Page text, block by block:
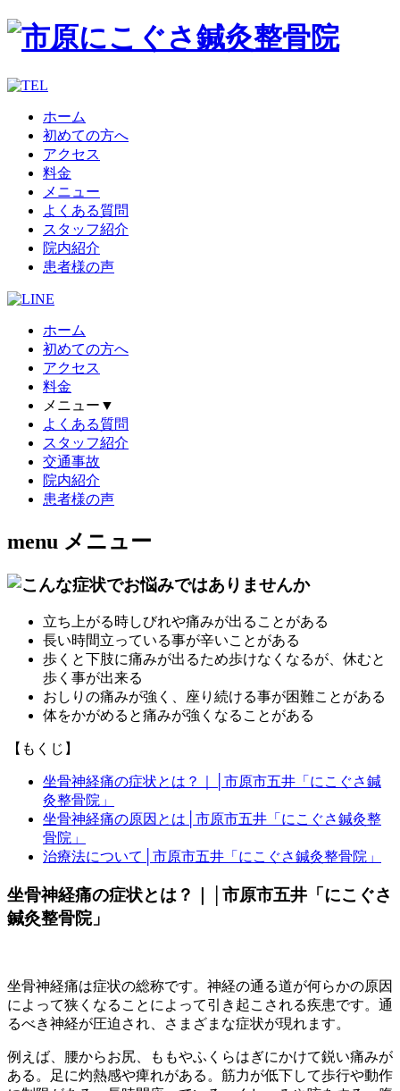
ホーム
初めての方へ
アクセス
料金
メニュー
よくある質問
スタッフ紹介
院内紹介
患者様の声
ホーム
初めての方へ
アクセス
料金
メニュー ▼
よくある質問
スタッフ紹介
交通事故
院内紹介
患者様の声
menu メニュー
立ち上がる時しびれや痛みが出ることがある
長い時間立っている事が辛いことがある
歩くと下肢に痛みが出るため歩けなくなるが、休むと
歩く事が出来る
おしりの痛みが強く、座り続ける事が困難ことがある
体をかがめると痛みが強くなることがある
【もくじ】
坐骨神経痛の症状とは？｜│市原市五井「にこぐさ鍼
灸整骨院」
坐骨神経痛の原因とは│市原市五井「にこぐさ鍼灸整
骨院」
治療法について│市原市五井「にこぐさ鍼灸整骨院」
坐骨神経痛の症状とは？｜│市原市五井「にこぐさ
鍼灸整骨院」
坐骨神経痛は症状の総称です。神経の通る道が何らかの原因
によって狭くなることによって引き起こされる疾患です。通
るべき神経が圧迫され、さまざまな症状が現れます。
例えば、腰からお尻、ももやふくらはぎにかけて鋭い痛みが
ある。足に灼熱感や痺れがある。筋力が低下して歩行や動作